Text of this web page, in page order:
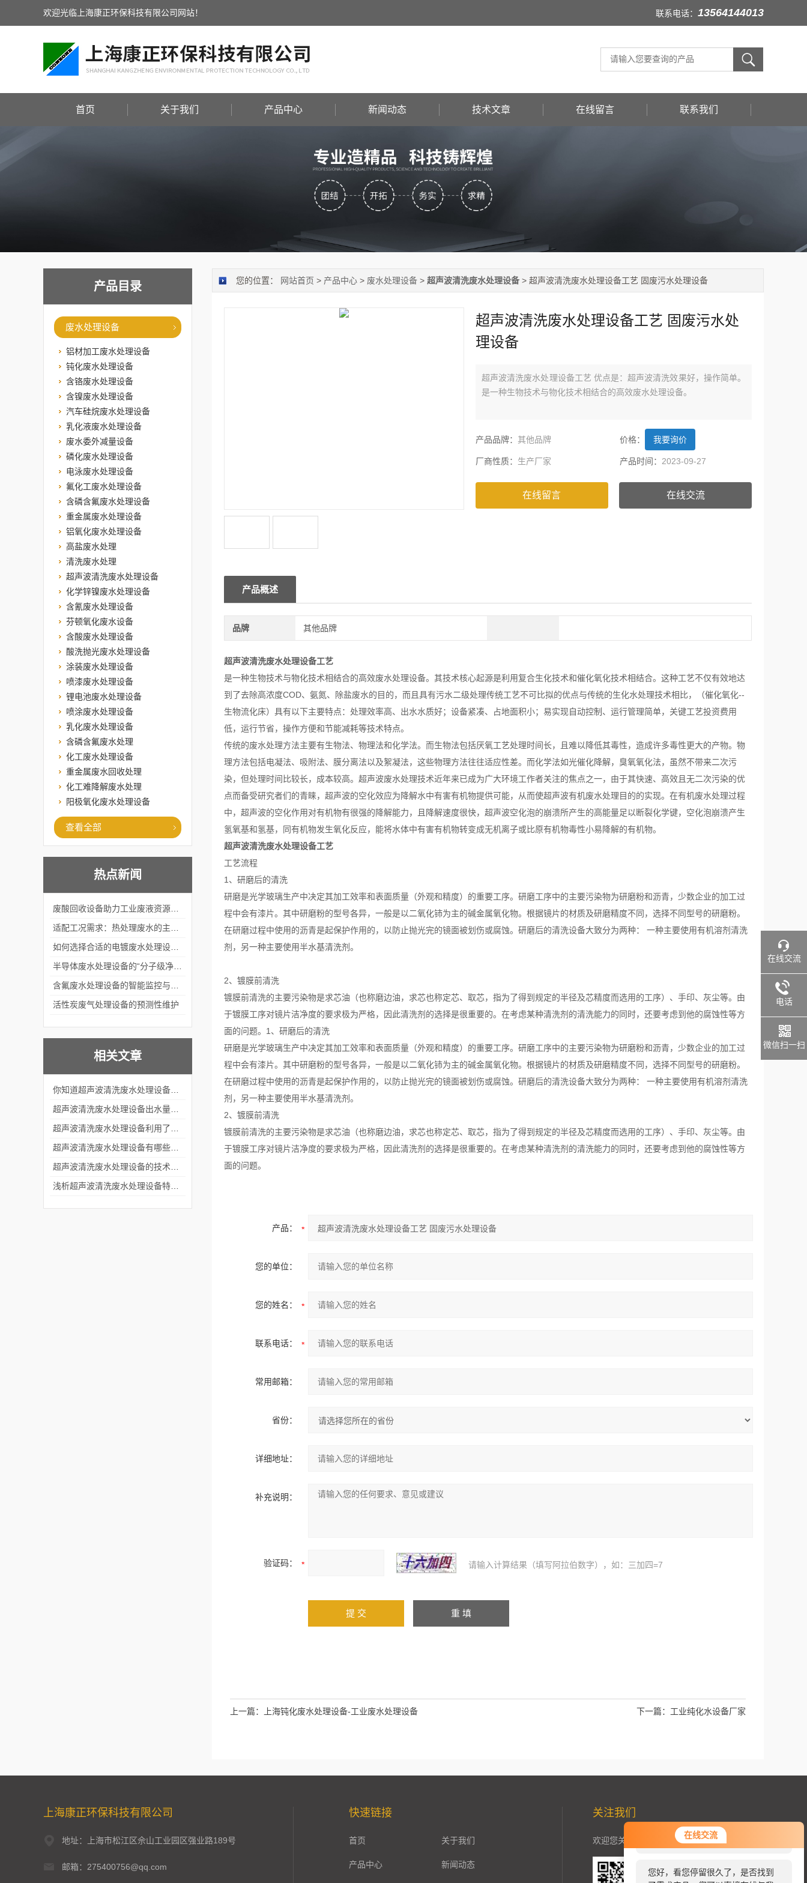
在线交流
您好！欢迎前来咨询，很高兴为您
服务，请问您要咨询什么问题呢？
您好，看您停留很久了，是否找到
欢迎光临上海康正环保科技有限公司网站！ 联系电话： 13564144013
首页 关于我们 产品中心 新闻动态 技术文章 在线留言 联系我们
产品目录
废水处理设备
铝材加工废水处理设备
钝化废水处理设备
含铬废水处理设备
含镍废水处理设备
汽车硅烷废水处理设备
乳化液废水处理设备
废水委外减量设备
磷化废水处理设备
电泳废水处理设备
氟化工废水处理设备
含磷含氟废水处理设备
重金属废水处理设备
铝氧化废水处理设备
高盐废水处理
清洗废水处理
超声波清洗废水处理设备
化学锌镍废水处理设备
含氰废水处理设备
芬顿氧化废水设备
含酸废水处理设备
酸洗抛光废水处理设备
涂装废水处理设备
喷漆废水处理设备
锂电池废水处理设备
喷涂废水处理设备
乳化废水处理设备
含磷含氟废水处理
化工废水处理设备
重金属废水回收处理
化工难降解废水处理
阳极氧化废水处理设备
查看全部
热点新闻
活性炭废气处理设备的预测性维护
相关文章
您的位置： 网站首页 > 产品中心 > 废水处理设备 > 超声波清洗废水处理设备 > 超声波清洗废水处理设备工艺 固废污水处理设备
超声波清洗废水处理设备工艺 固废污水处
理设备
超声波清洗废水处理设备工艺 优点是：超声波清洗效果好，操作简单。
是一种生物技术与物化技术相结合的高效废水处理设备。
产品品牌： 其他品牌 价格： 我要询价
厂商性质： 生产厂家 产品时间： 2023-09-27
在线留言 在线交流
产品概述
品牌 其他品牌
超声波清洗废水处理设备工艺
是一种生物技术与物化技术相结合的高效废水处理设备。其技术核心起源是利用复合生化技术和催化氧化技术相结合。这种工艺不仅有效地达
到了去除高浓度COD、氨氮、除盐废水的目的，而且具有污水二级处理传统工艺不可比拟的优点与传统的生化水处理技术相比，（催化氧化--
生物流化床）具有以下主要特点：处理效率高、出水水质好；设备紧凑、占地面积小；易实现自动控制、运行管理简单，关键工艺投资费用
低，运行节省，操作方便和节能减耗等技术特点。
传统的废水处理方法主要有生物法、物理法和化学法。而生物法包括厌氧工艺处理时间长，且难以降低其毒性，造成许多毒性更大的产物。物
理方法包括电凝法、吸附法、膜分离法以及絮凝法，这些物理方法往往适应性差。而化学法如光催化降解，臭氧氧化法，虽然不带来二次污
染，但处理时间比较长，成本较高。超声波废水处理技术近年来已成为广大环境工作者关注的焦点之一，由于其快速、高效且无二次污染的优
点而备受研究者们的青睐，超声波的空化效应为降解水中有害有机物提供可能，从而使超声波有机废水处理目的的实现。在有机废水处理过程
中，超声波的空化作用对有机物有很强的降解能力，且降解速度很快，超声波空化泡的崩溃所产生的高能量足以断裂化学键，空化泡崩溃产生
氢氧基和氢基，同有机物发生氧化反应，能将水体中有害有机物转变成无机离子或比原有机物毒性小易降解的有机物。
超声波清洗废水处理设备工艺
工艺流程
1、研磨后的清洗
研磨是光学玻璃生产中决定其加工效率和表面质量（外观和精度）的重要工序。研磨工序中的主要污染物为研磨粉和沥青，少数企业的加工过
程中会有漆片。其中研磨粉的型号各异，一般是以二氧化铈为主的碱金属氧化物。根据镜片的材质及研磨精度不同，选择不同型号的研磨粉。
在研磨过程中使用的沥青是起保护作用的，以防止抛光完的镜面被划伤或腐蚀。研磨后的清洗设备大致分为两种： 一种主要使用有机溶剂清洗
剂，另一种主要使用半水基清洗剂。
2、镀膜前清洗
镀膜前清洗的主要污染物是求芯油（也称磨边油，求芯也称定芯、取芯，指为了得到规定的半径及芯精度而选用的工序）、手印、灰尘等。由
于镀膜工序对镜片洁净度的要求极为严格，因此清洗剂的选择是很重要的。在考虑某种清洗剂的清洗能力的同时，还要考虑到他的腐蚀性等方
面的问题。1、研磨后的清洗
研磨是光学玻璃生产中决定其加工效率和表面质量（外观和精度）的重要工序。研磨工序中的主要污染物为研磨粉和沥青，少数企业的加工过
程中会有漆片。其中研磨粉的型号各异，一般是以二氧化铈为主的碱金属氧化物。根据镜片的材质及研磨精度不同，选择不同型号的研磨粉。
在研磨过程中使用的沥青是起保护作用的，以防止抛光完的镜面被划伤或腐蚀。研磨后的清洗设备大致分为两种： 一种主要使用有机溶剂清洗
剂，另一种主要使用半水基清洗剂。
2、镀膜前清洗
镀膜前清洗的主要污染物是求芯油（也称磨边油，求芯也称定芯、取芯，指为了得到规定的半径及芯精度而选用的工序）、手印、灰尘等。由
于镀膜工序对镜片洁净度的要求极为严格，因此清洗剂的选择是很重要的。在考虑某种清洗剂的清洗能力的同时，还要考虑到他的腐蚀性等方
面的问题。
产品：
您的单位：
您的姓名：
联系电话：
常用邮箱：
省份：
详细地址：
补充说明：
验证码： 请输入计算结果（填写阿拉伯数字），如：三加四=7
上一篇： 上海钝化废水处理设备-工业废水处理设备 下一篇： 工业纯化水设备厂家
上海康正环保科技有限公司
地址：上海市松江区佘山工业园区强业路189号
邮箱：275400756@qq.com
快速链接
首页 关于我们
产品中心 新闻动态
关注我们
欢迎您关注加我微信了解更多信息：
在线交流
电话
微信扫一扫